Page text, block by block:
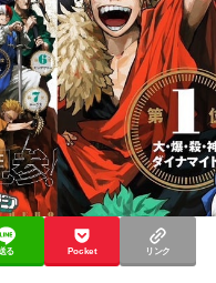
る Pocket リンク